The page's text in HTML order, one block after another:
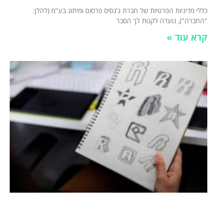
כללי מדיניות הפרטיות של חברת ג'נסיס פרסום ומיתוג בע"מ (להלן:
"החברה"), נועדה לקנות לך הסבר
קרא עוד »